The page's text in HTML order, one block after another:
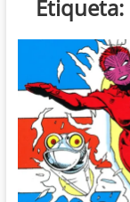
Etiqueta: